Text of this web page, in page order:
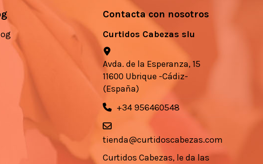
Contacta con nosotros
Curtidos Cabezas slu
Avda. de la Esperanza, 15
11600 Ubrique -Cádiz-
(España)
+34 956460548
tienda@curtidoscabezas.com
Curtidos Cabezas, le da las